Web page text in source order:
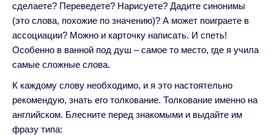
сделаете? Переведете? Нарисуете? Дадите синонимы
(это слова, похожие по значению)? А может поиграете в
ассоциации? Можно и карточку написать. И спеть!
Особенно в ванной под душ – самое то место, где я учила
самые сложные слова.
К каждому слову необходимо, и я это настоятельно
рекомендую, знать его толкование. Толкование именно на
английском. Блесните перед знакомыми и выдайте им
фразу типа: